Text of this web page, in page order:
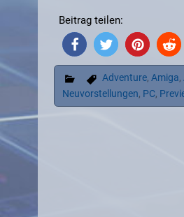
Beitrag teilen:
Adventure,Amiga,
Neuvorstellungen, PC,